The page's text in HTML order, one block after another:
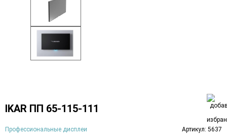
IKAR ПП 65-115-111
Профессиональные дисплеи Артикул: 5637